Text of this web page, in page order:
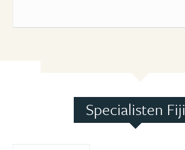
Specialisten Fiji